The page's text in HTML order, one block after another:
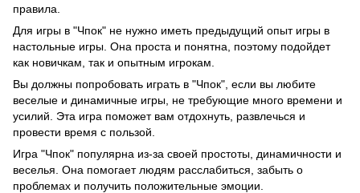
правила.
Для игры в "Чпок" не нужно иметь предыдущий опыт игры в
настольные игры. Она проста и понятна, поэтому подойдет
как новичкам, так и опытным игрокам.
Вы должны попробовать играть в "Чпок", если вы любите
веселые и динамичные игры, не требующие много времени и
усилий. Эта игра поможет вам отдохнуть, развлечься и
провести время с пользой.
Игра "Чпок" популярна из-за своей простоты, динамичности и
веселья. Она помогает людям расслабиться, забыть о
проблемах и получить положительные эмоции.